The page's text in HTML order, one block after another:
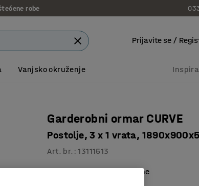
robe
Prijavite se /
Vanjsko okruženje
Garderobni ormar CURVE
Postolje, 3 x 1 vrata,
Art. br. :13111513
Držači s unutarnje strane